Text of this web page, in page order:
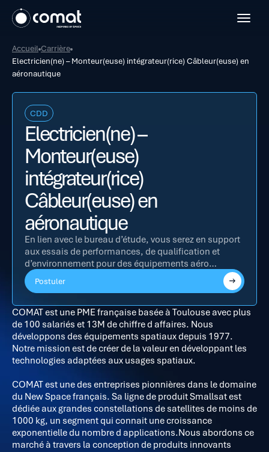
Open
Accueil Carrière
Electricien(ne) – Monteur(euse) intégrateur(rice) Câbleur(euse) en
aéronautique
CDD
Electricien(ne) –
Monteur(euse)
intégrateur(rice)
Câbleur(euse) en
aéronautique
En lien avec le bureau d’étude, vous serez en support
aux essais de performances, de qualification et
d’environnement pour des équipements aéro…
Postuler
COMAT est une PME française basée à Toulouse avec plus
de 100 salariés et 13M de chiffre d affaires. Nous
développons des équipements spatiaux depuis 1977.
Notre mission est de créer de la valeur en développant les
technologies adaptées aux usages spatiaux.
COMAT est une des entreprises pionnières dans le domaine
du New Space français. Sa ligne de produit Smallsat est
dédiée aux grandes constellations de satellites de moins de
1000 kg, un segment qui connait une croissance
exponentielle du nombre d applications.Nous abordons ce
marché à travers la conception de produits innovants